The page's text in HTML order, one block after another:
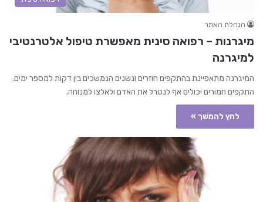
הנהלת האתר
מיגרנות – רפואה סינית מאפשרת טיפול אלטרנטיבי
למיגרנה
המיגרנה מתאפיינת בהתקפים חוזרים ונשנים הנמשכים בין דקות למספר ימים.
התקפים חמורים יכולים אף לנטרל את האדם ולאלצו למנוחה.
לחץ להמשך »